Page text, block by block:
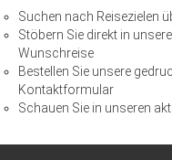
Suchen nach Reisezielen
Stöbern Sie direkt in
Wunschreise
Bestellen Sie unsere
Kontaktformular
Schauen Sie in unseren